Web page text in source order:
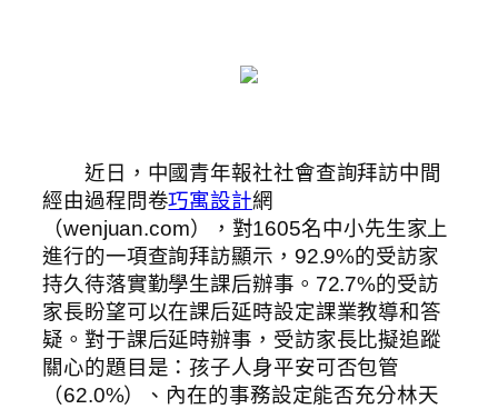
近日，中國青年報社社會查詢拜訪中間
經由過程問卷巧寓設計網
（wenjuan.com），對1605名中小先生家上
進行的一項查詢拜訪顯示，92.9%的受訪家
持久待落實勤學生課后辦事。72.7%的受訪
家長盼望可以在課后延時設定課業教導和答
疑。對于課后延時辦事，受訪家長比擬追蹤
關心的題目是：孩子人身平安可否包管
（62.0%）、內在的事務設定能否充分林天